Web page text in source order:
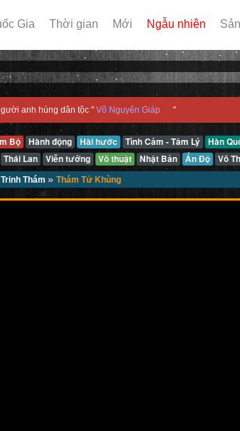
Gia Thời gian Mới Ngẫu nhiên
anh hùng dân tộc " Võ Nguyên Giáp "
Bộ Hành động Hài hước Tình Cảm - Tâm Lý Hàn
Thái Lan Viễn tưởng Võ thuật Nhật Bản Ấn Độ Võ
Trinh Thám » Thám Tử Khùng